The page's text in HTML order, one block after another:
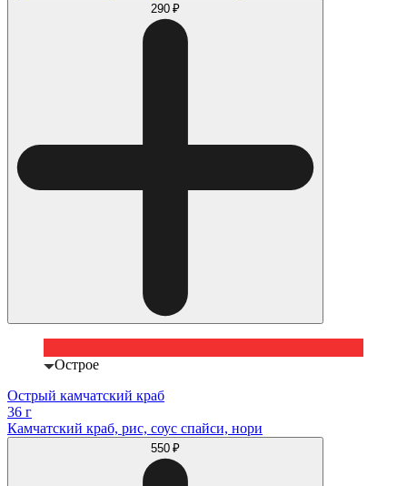
290 ₽
Острое
Острый камчатский краб
36 г
Камчатский краб, рис, соус спайси, нори
550 ₽